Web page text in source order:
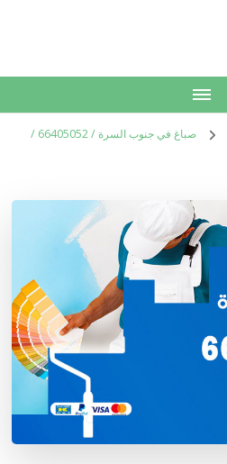
صباغ في جنوب السرة / 66405052 /